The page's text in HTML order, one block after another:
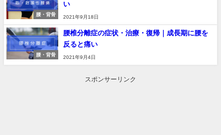
腰・背骨
い
2021年9月18日
腰・背骨
腰椎分離症の症状・治療・復帰｜成長期に腰を
反ると痛い
2021年9月4日
スポンサーリンク